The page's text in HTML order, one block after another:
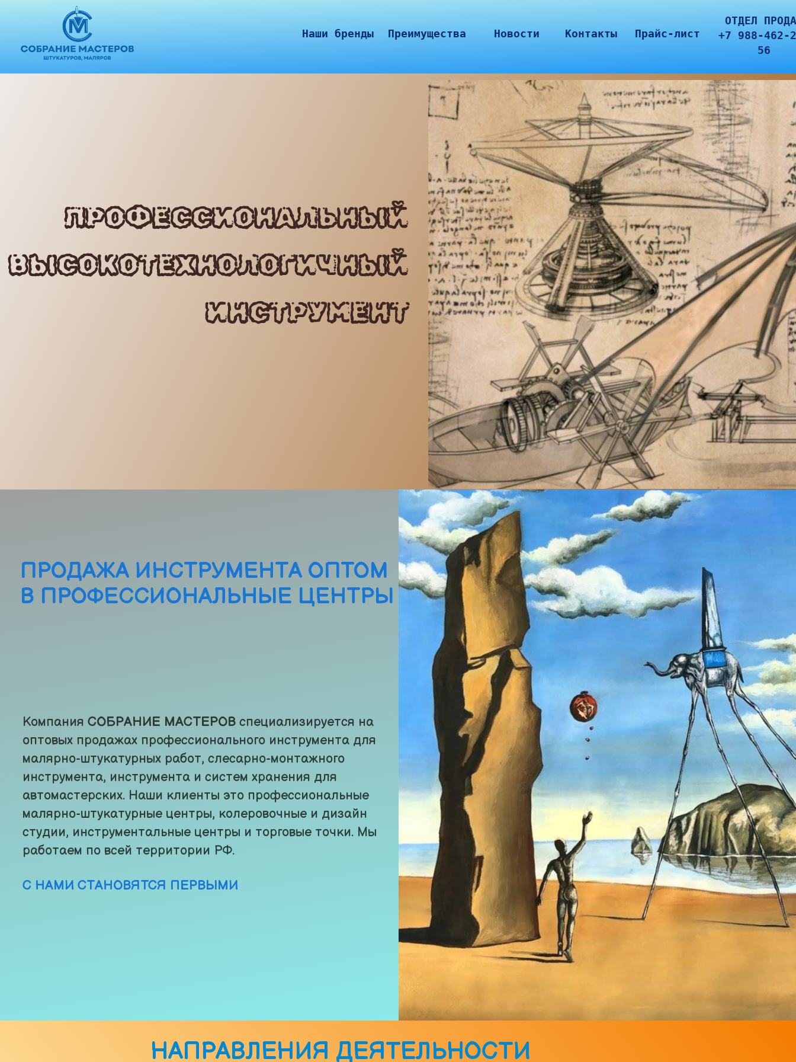
Наши бренды Преимущества Новости Контакты Прайс-лист
ОТДЕЛ
+7 988-462-
56
ПРОФЕССИОНАЛЬНЫЙ
ВЫСОКОТЕХНОЛОГИЧНЫЙ
ИНСТРУМЕНТ
ПРОДАЖА ИНСТРУМЕНТА ОПТОМ
В ПРОФЕССИОНАЛЬНЫЕ ЦЕНТРЫ
Компания СОБРАНИЕ МАСТЕРОВ специализируется на
оптовых продажах профессионального инструмента для
малярно-штукатурных работ, слесарно-монтажного
инструмента, инструмента и систем хранения для
автомастерских. Наши клиенты это профессиональные
малярно-штукатурные центры, колеровочные и дизайн
студии, инструментальные центры и торговые точки. Мы
работаем по всей территории РФ.
С НАМИ СТАНОВЯТСЯ ПЕРВЫМИ
НАПРАВЛЕНИЯ ДЕЯТЕЛЬНОСТИ